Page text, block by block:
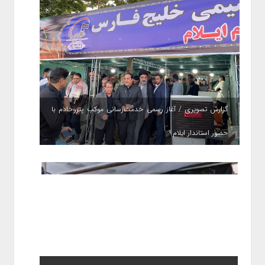
گزارش تصویری / آغاز رسمی خدمت‌رسانی موکب پتروخادم با
حضور استاندار ایلام